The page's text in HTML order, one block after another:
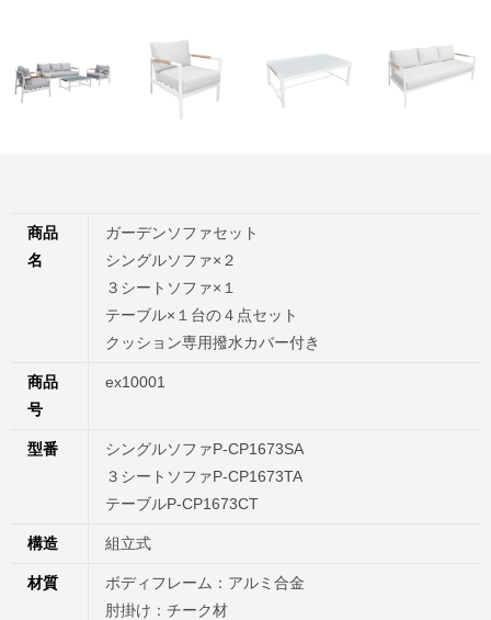
商品
名
ガーデンソファセット
シングルソファ×２
３シートソファ×１
テーブル×１台の４点セット
クッション専用撥水カバー付き
商品
号
ex10001
型番
シングルソファP-CP1673SA
３シートソファP-CP1673TA
テーブルP-CP1673CT
構造 組立式
材質
ボディフレーム：アルミ合金
肘掛け：チーク材